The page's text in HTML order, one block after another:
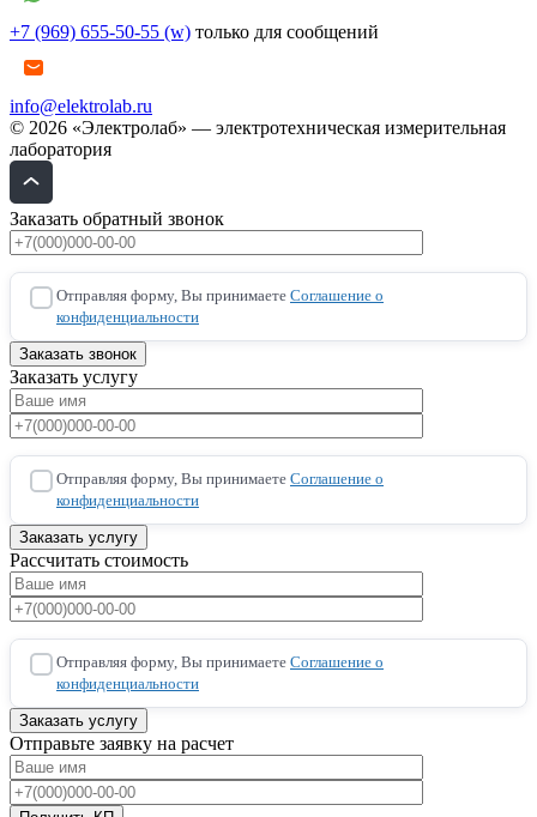
+7 (969) 655-50-55 (w) только для сообщений
info@elektrolab.ru
© 2026 «Электролаб» — электротехническая измерительная
лаборатория
Заказать обратный звонок
Отправляя форму, Вы принимаете Соглашение о
конфиденциальности
Заказать услугу
Отправляя форму, Вы принимаете Соглашение о
конфиденциальности
Рассчитать стоимость
Отправляя форму, Вы принимаете Соглашение о
конфиденциальности
Отправьте заявку на расчет